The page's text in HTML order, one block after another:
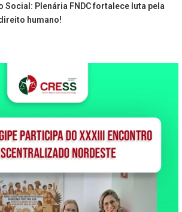
Social: Plenária FNDC fortalece luta pela
humano!